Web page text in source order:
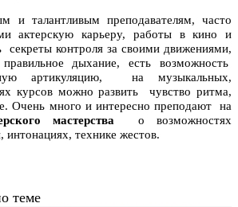
и талантливым преподавателям, часто
актерскую карьеру, работы в кино и
секреты контроля за своими движениями,
дыхание, есть возможность
артикуляцию, на музыкальных,
курсов можно развить чувство ритма,
Очень много и интересно преподают на
мастерства
о возможностях
интонациях, технике жестов.
теме